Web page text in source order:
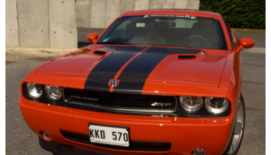
que son design? Réponse. vdc44899 La Renault Mégane
est sans aucun doute possible, la berline française la plus
attendue de cette fin d’année 2008. Dévoilée en grande
pompe à l’occasion du Mondial, la 3e génération de Mégane
apparaît par certains cotés comme une bouée de sauvetage
pour Renault qui traverse actuellement comme la plupart des
constructeurs automobiles d’ailleurs, une grave crise.
Ajoutez à ce contexte économique et social morose, des
modèles qui ne rencontrent pas le succès escompté
(Laguna), d’autres dont les ventes chutent de façon